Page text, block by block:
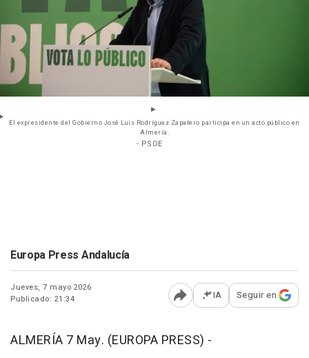
El expresidente del Gobierno José Luis Rodríguez Zapatero participa en un acto público en
Almería.
- PSOE
Europa Press Andalucía
Jueves, 7 mayo 2026
Publicado: 21:34
Abrir opciones para
IA Seguir en
ALMERÍA 7 May. (EUROPA PRESS) -